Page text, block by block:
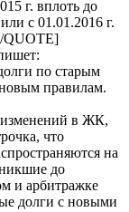
г. вплоть до
с 01.01.2016 г.
QUOTE]
по старым
правилам.
изменений в ЖК,
что
на
до
и арбитражке
долги с новыми